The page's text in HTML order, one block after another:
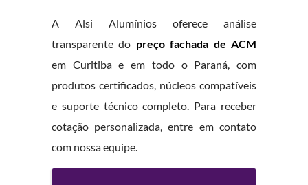
A Alsi Alumínios oferece análise
transparente do preço fachada de ACM
em Curitiba e em todo o Paraná, com
produtos certificados, núcleos compatíveis
e suporte técnico completo. Para receber
cotação personalizada, entre em contato
com nossa equipe.